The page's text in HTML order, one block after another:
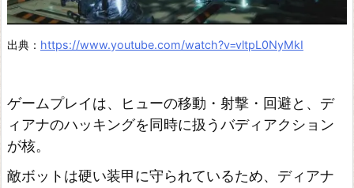
ト
I
フ
ァ
イ
出典： https://www.youtube.com/watch?v=vltpL0NyMkI
ゲームプレイは、ヒューの移動・射撃・回避と、デ
ィアナのハッキングを同時に扱うバディアクション
が核。
敵ボットは硬い装甲に守られているため、ディアナ